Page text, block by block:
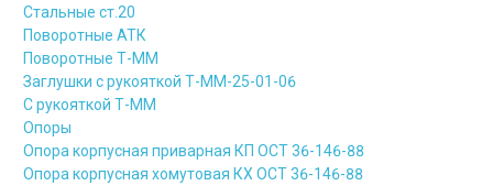
Стальные ст.20
Поворотные АТК
Поворотные Т-ММ
Заглушки с рукояткой Т-ММ-25-01-06
С рукояткой Т-ММ
Опоры
Опора корпусная приварная КП ОСТ 36-146-88
Опора корпусная хомутовая КХ ОСТ 36-146-88